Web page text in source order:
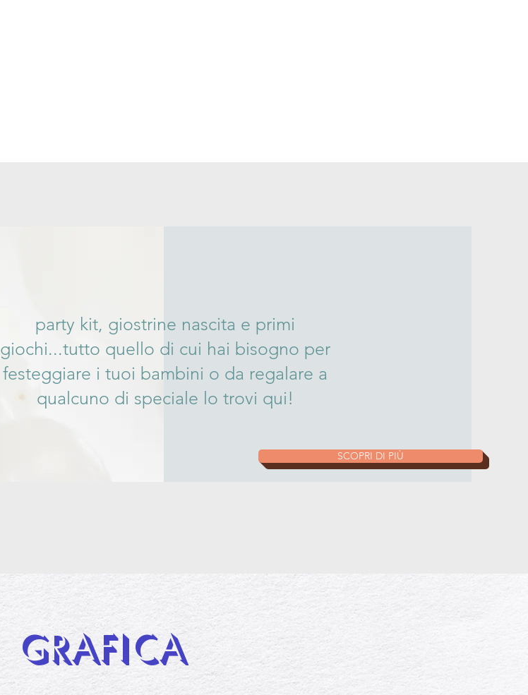
party kit, giostrine nascita e primi
giochi...tutto quello di cui hai bisogno per
festeggiare i tuoi bambini o da regalare a
qualcuno di speciale lo trovi qui!
SCOPRI DI PIÙ
GRAFICA